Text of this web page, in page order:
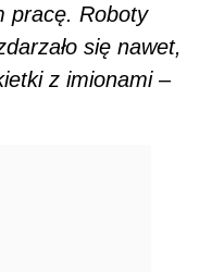
pracę. Roboty
się nawet,
z imionami –